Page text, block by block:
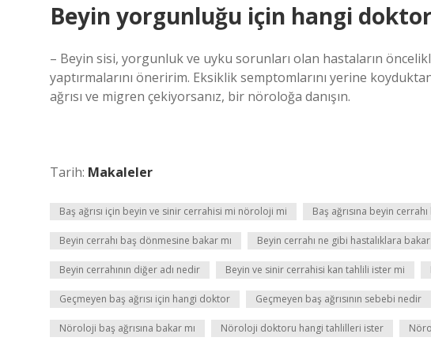
Beyin yorgunluğu için hangi
– Beyin sisi, yorgunluk ve uyku sorunları olan hastaların
yaptırmalarını öneririm. Eksiklik semptomlarını yerine
ağrısı ve migren çekiyorsanız, bir nöroloğa danışın.
Tarih: Makaleler
Baş ağrısı için beyin ve sinir cerrahisi mi nöroloji mi Baş ağrısına beyin
Beyin cerrahı baş dönmesine bakar mı Beyin cerrahı ne gibi hastalıklara bakar
Beyin cerrahının diğer adı nedir Beyin ve sinir cerrahisi kan tahlili ister mi
Geçmeyen baş ağrısı için hangi doktor Geçmeyen baş ağrısının sebebi nedir
Nöroloji baş ağrısına bakar mı Nöroloji doktoru hangi tahlilleri ister